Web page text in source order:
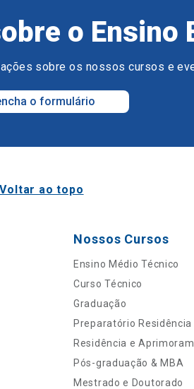
o Ensino
sobre os nossos cursos e
o formulário
Voltar ao topo
Nossos Cursos
Ensino Médio Técnico
Curso Técnico
Graduação
Preparatório Residência
Residência e
Pós-graduação & MBA
Mestrado e Doutorado